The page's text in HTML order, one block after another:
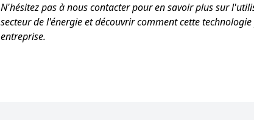
N'hésitez pas à nous contacter pour en savoir plus sur
secteur de l'énergie et découvrir comment cette
entreprise.